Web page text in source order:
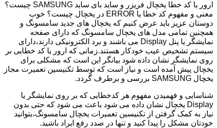
ارور یا کد خطا یخچال فریزر و ساید بای ساید SAMSUNG چیست؟
معنی و مفهوم کد خطا یا ERROR در یخچال چیست؟ خوب
دوستان عزیز باید عرض کنیم که یخچال های جدید سامسونگ و
همچنین تمامی مدل های یخچال سامسونگ که دارای صفحه
نمایشگر یا پنل Display می باشند و برد الکترونیکی دارند،دارای
سیستم تشخیص عیب خودکار هستند.زمانی که ارور یا کد خطایی بر
روی نمایشگر نشان داده شود بیانگر این است که مشکلی برای
یخچال پیش آمده است و نیاز است که توسط تکنیسین تعمیرت مجاز
یخچال SAMSUNG بررسی و برطرف گردد.
شناسایی و فهمیدن مفهوم هر کدخطایی که بر روی نمایشگر یا
Display یخچال نشان داده می شود باعث می شود که حتی بدون
نیاز به کمک گرفتن از تکنیسین تعمیرات یخچال سامسونگ،بتوانید
خودتان مشکل را پیدا کنید و تنها در صدد رفع ایراد باشید.